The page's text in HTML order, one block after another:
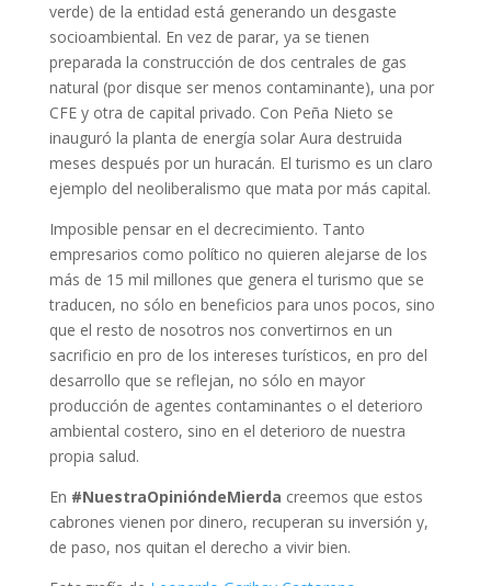
verde) de la entidad está generando un desgaste
socioambiental. En vez de parar, ya se tienen
preparada la construcción de dos centrales de gas
natural (por disque ser menos contaminante), una por
CFE y otra de capital privado. Con Peña Nieto se
inauguró la planta de energía solar Aura destruida
meses después por un huracán. El turismo es un claro
ejemplo del neoliberalismo que mata por más capital.
Imposible pensar en el decrecimiento. Tanto
empresarios como político no quieren alejarse de los
más de 15 mil millones que genera el turismo que se
traducen, no sólo en beneficios para unos pocos, sino
que el resto de nosotros nos convertirnos en un
sacrificio en pro de los intereses turísticos, en pro del
desarrollo que se reflejan, no sólo en mayor
producción de agentes contaminantes o el deterioro
ambiental costero, sino en el deterioro de nuestra
propia salud.
En #NuestraOpinióndeMierda creemos que estos
cabrones vienen por dinero, recuperan su inversión y,
de paso, nos quitan el derecho a vivir bien.